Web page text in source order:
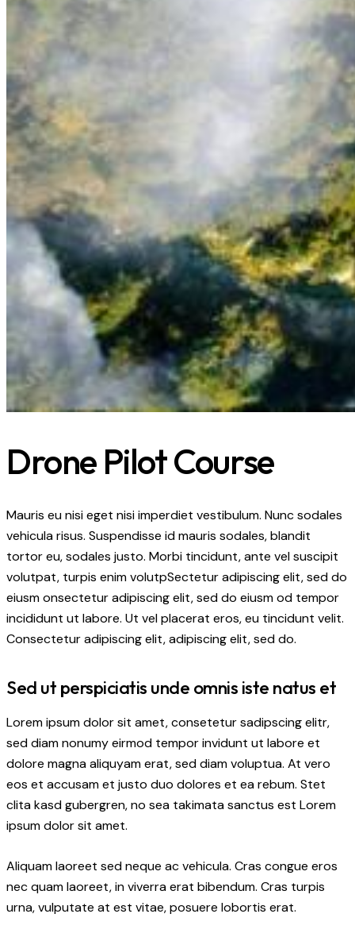
Drone Pilot Course
Mauris eu nisi eget nisi imperdiet vestibulum. Nunc sodales
vehicula risus. Suspendisse id mauris sodales, blandit
tortor eu, sodales justo. Morbi tincidunt, ante vel suscipit
volutpat, turpis enim volutpSectetur adipiscing elit, sed do
eiusm onsectetur adipiscing elit, sed do eiusm od tempor
incididunt ut labore. Ut vel placerat eros, eu tincidunt velit.
Consectetur adipiscing elit, adipiscing elit, sed do.
Sed ut perspiciatis unde omnis iste natus et
Lorem ipsum dolor sit amet, consetetur sadipscing elitr,
sed diam nonumy eirmod tempor invidunt ut labore et
dolore magna aliquyam erat, sed diam voluptua. At vero
eos et accusam et justo duo dolores et ea rebum. Stet
clita kasd gubergren, no sea takimata sanctus est Lorem
ipsum dolor sit amet.
Aliquam laoreet sed neque ac vehicula. Cras congue eros
nec quam laoreet, in viverra erat bibendum. Cras turpis
urna, vulputate at est vitae, posuere lobortis erat.